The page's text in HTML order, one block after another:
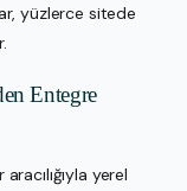
yüzlerce sitede
Entegre
yerel